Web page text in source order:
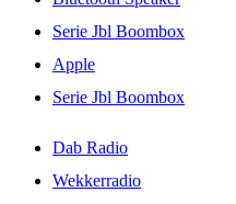
Serie Jbl Boombox
Apple
Serie Jbl Boombox
Dab Radio
Wekkerradio